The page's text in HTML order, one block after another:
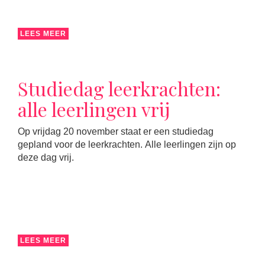
LEES MEER
Studiedag leerkrachten:
alle leerlingen vrij
Op vrijdag 20 november staat er een studiedag
gepland voor de leerkrachten. Alle leerlingen zijn op
deze dag vrij.
LEES MEER